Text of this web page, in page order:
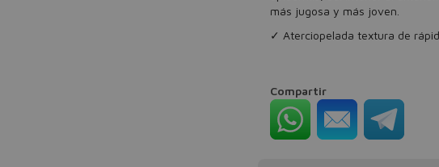
más jugosa y más joven.
✓ Aterciopelada textura de
Compartir